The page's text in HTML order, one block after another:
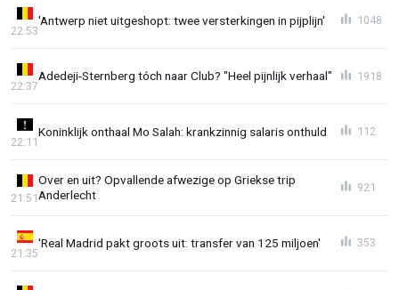
'Antwerp niet uitgeshopt: twee versterkingen in pijplijn'
22:53
1048
Adedeji-Sternberg tóch naar Club? "Heel pijnlijk verhaal"
22:37
1918
Koninklijk onthaal Mo Salah: krankzinnig salaris onthuld
22:11
112
Over en uit? Opvallende afwezige op Griekse trip
Anderlecht
21:51
921
'Real Madrid pakt groots uit: transfer van 125 miljoen'
21:35
353